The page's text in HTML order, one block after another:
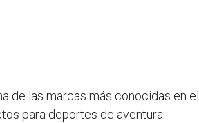
de las marcas más conocidas en el
para deportes de aventura.